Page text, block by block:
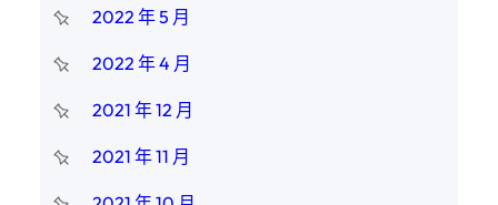
2022 年 5 月
2022 年 4 月
2021 年 12 月
2021 年 11 月